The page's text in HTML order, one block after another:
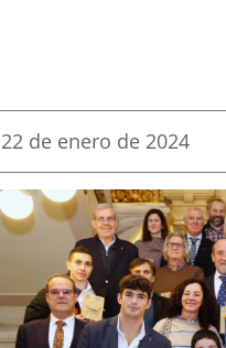
Fecha
la
noticia
22 de enero de 2024